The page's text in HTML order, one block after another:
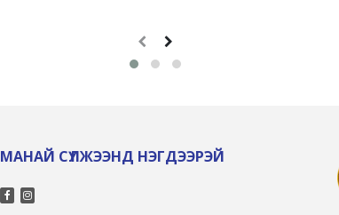
МАНАЙ СҮЛЖЭЭНД НЭГДЭЭРЭЙ